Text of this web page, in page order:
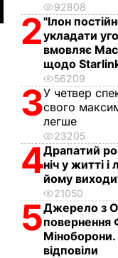
92808
2"Ілон
укладати
вмовляє
щодо
56209
3У четвер
свого
легше
23205
4Драпатий
ніч у житті
йому
21050
5Джерело з
повернення
Міноборони.
відповіли